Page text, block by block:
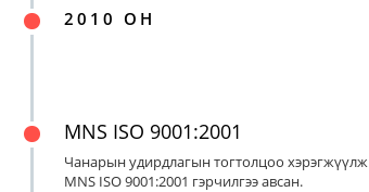
2010 ОН
MNS ISO 9001:2001
Чанарын удирдлагын тогтолцоо хэрэгжүүлж
MNS ISO 9001:2001 гэрчилгээ авсан.